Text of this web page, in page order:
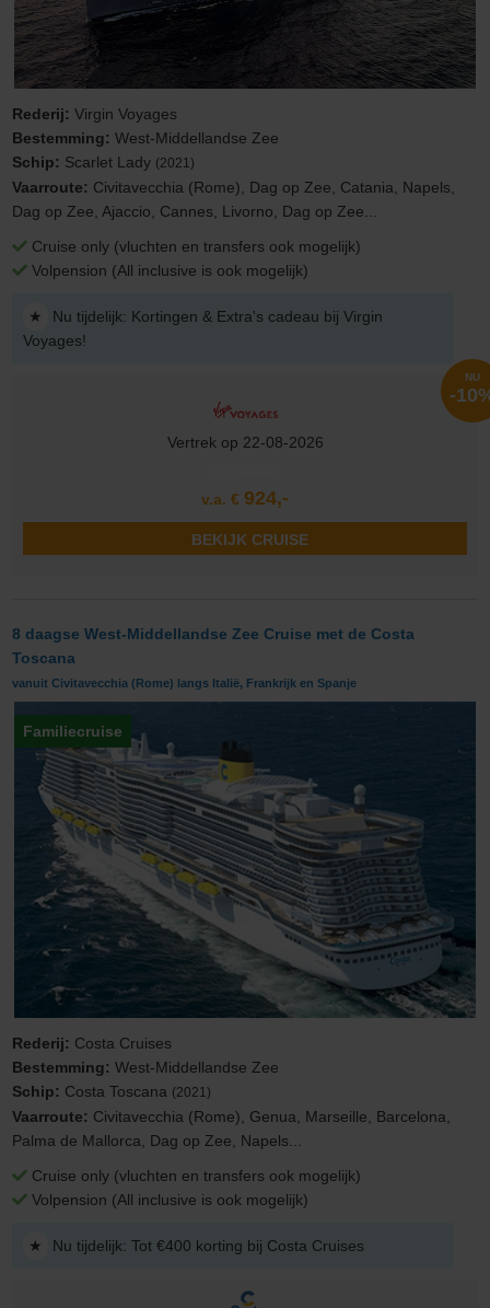
Rederij:Virgin Voyages
Bestemming:West-Middellandse Zee
Schip: Scarlet Lady (2021)
Vaarroute: Civitavecchia (Rome), Dag op Zee, Catania, Napels,
Dag op Zee, Ajaccio, Cannes, Livorno, Dag op Zee...
Cruise only (vluchten en transfers ook mogelijk)
Volpension (All inclusive is ook mogelijk)
★
Nu tijdelijk: Kortingen & Extra's cadeau bij Virgin
Voyages!
NU
-
Vertrek op 22-08-2026
v.a. € 924,-
BEKIJK CRUISE
8 daagse West-Middellandse Zee Cruise met de Costa
Toscana
vanuit Civitavecchia (Rome) langs Italië, Frankrijk en Spanje
Familiecruise
Rederij: Costa Cruises
Bestemming:West-Middellandse Zee
Schip: Costa Toscana (2021)
Vaarroute: Civitavecchia (Rome), Genua, Marseille, Barcelona,
Palma de Mallorca, Dag op Zee, Napels...
Cruise only (vluchten en transfers ook mogelijk)
Volpension (All inclusive is ook mogelijk)
★ Nu tijdelijk: Tot €400 korting bij Costa Cruises